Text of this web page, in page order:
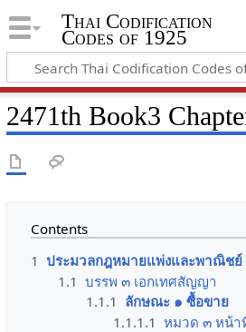
Thai Codification
Codes of 1925
2471th Book3
Contents
1 ประมวลกฎหมายแพ่งและพาณิชย์
1.1 บรรพ ๓ เอกเทศสัญญา
1.1.1 ลักษณะ ๑ ซื้อขาย
1.1.1.1 หมวด ๓ หน้า